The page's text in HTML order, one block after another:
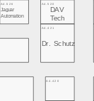
A4.420
A4.421
Dr. Schutz
A4.526
Jaguar
Automation
A4.520
DAV
Tech